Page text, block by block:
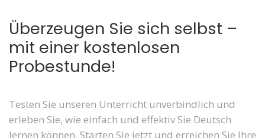
Überzeugen Sie sich selbst –
mit einer kostenlosen
Probestunde!
Testen Sie unseren Unterricht unverbindlich und
erleben Sie, wie einfach und effektiv Sie Deutsch
lernen können. Starten Sie jetzt und erreichen Sie Ihre